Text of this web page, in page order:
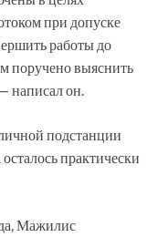
при допуске
работы до
поручено выяснить
написал он.
подстанции
практически
Мажилис